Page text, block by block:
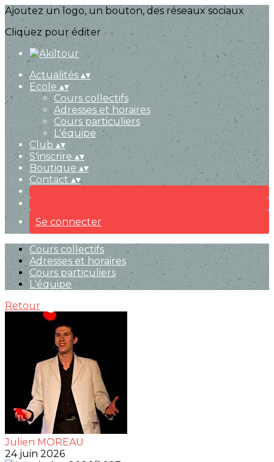
Ajoutez un logo, un bouton, des réseaux sociaux
Cliquez pour éditer
Actualités ▴▾
Ecole▴▾
Cours collectifs
Adresses et horaires
Cours particuliers
L'équipe
Club ▴▾
S'inscrire ▴▾
Boutique▴▾
Contact ▴▾
Se connecter
Cours collectifs
Adresses et horaires
Cours particuliers
L'équipe
Retour
Julien MOREAU
24 juin 2026